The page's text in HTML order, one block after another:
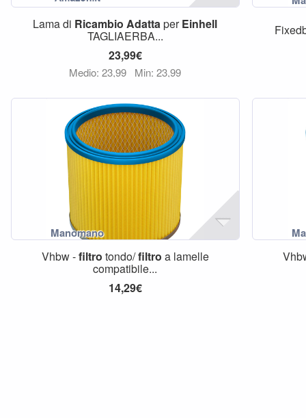
Lama di Ricambio AdattaperEinhell
TAGLIAERBA...
23,99€
Medio: 23,99 Min: 23,99
Vhbw -filtro tondo/filtro a lamelle
compatibile...
14,29€